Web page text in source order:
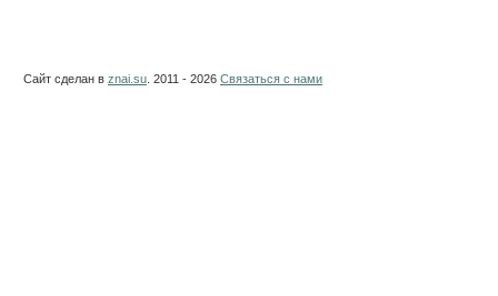
Сайт сделан в znai.su . 2011 - 2026 Связаться с нами